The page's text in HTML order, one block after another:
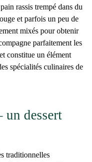
rassis trempé dans du
et parfois un peu de
mixés pour obtenir
parfaitement les
constitue un élément
spécialités culinaires de
un dessert
traditionnelles